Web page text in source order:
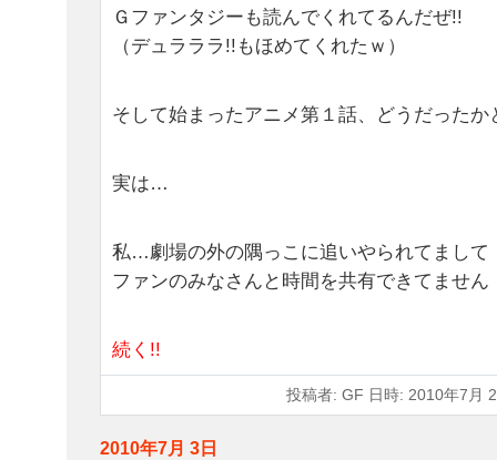
Ｇファンタジーも読んでくれてるんだぜ!!
（デュラララ!!もほめてくれたｗ）
そして始まったアニメ第１話、どうだった
実は…
私…劇場の外の隅っこに追いやられてまして
ファンのみなさんと時間を共有できてません
続く!!
投稿者: GF 日時: 2010年7月
2010年7月 3日